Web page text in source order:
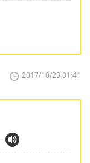
2017/10/23 01:41